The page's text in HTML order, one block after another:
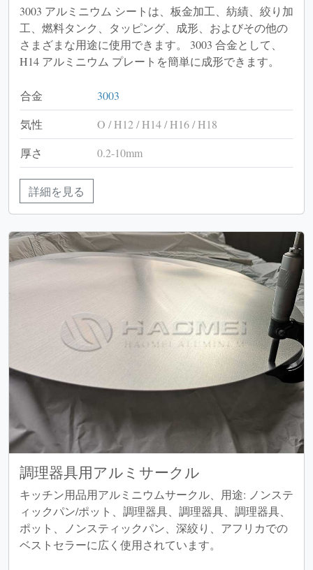
3003 アルミニウム シートは、板金加工、紡績、絞り加
工、燃料タンク、タッピング、成形、およびその他の
さまざまな用途に使用できます。 3003 合金として、
H14 アルミニウム プレートを簡単に成形できます。
合金
3003
気性
O / H12 / H14 / H16 / H18
厚さ
0.2-10mm
詳細を見る
調理器具用アルミサークル
キッチン用品用アルミニウムサークル、用途: ノンステ
ィックパン/ポット、調理器具、調理器具、調理器具、
ポット、ノンスティックパン、深絞り、アフリカでの
ベストセラーに広く使用されています。